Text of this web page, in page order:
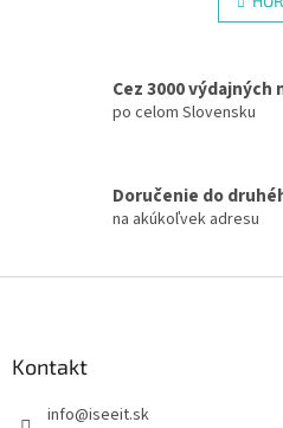
á
c
r
v
v
k
a
Cez 3000 výdajných
po celom Slovensku
Doručenie do
na akúkoľvek adresu
Kontakt
info@iseeit.sk